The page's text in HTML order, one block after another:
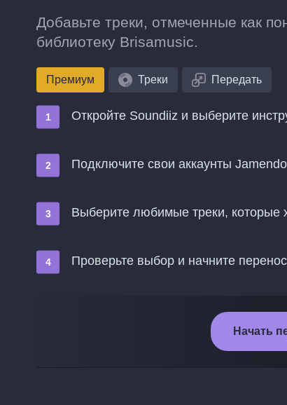
Добавьте треки, отмеченные как
библиотеку Brisamusic.
Премиум Треки Передать
Откройте Soundiiz и выберите
Подключите свои аккаунты
Выберите любимые треки, которые
Проверьте выбор и начните перенос
Начать